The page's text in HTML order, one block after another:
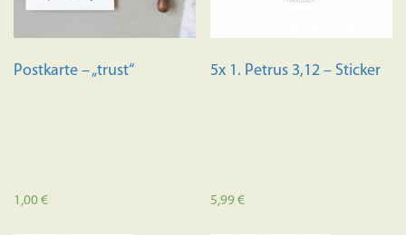
Postkarte – „trust“
1,00€
5x 1. Petrus 3,12 – Sticker
5,99€